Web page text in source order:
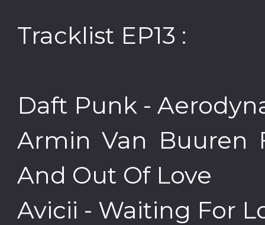
Tracklist EP13 :
Daft Punk -
Armin Van Buuren
And Out Of Love
Avicii - Waiting For